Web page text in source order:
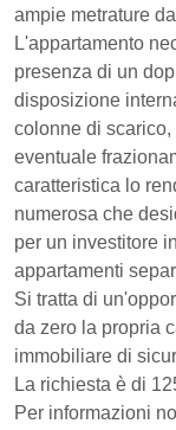
ampie metrature
​L'appartamento
presenza di un
disposizione
colonne di
eventuale
caratteristica lo
numerosa che
per un investitore
appartamenti
​Si tratta di
da zero la propria
immobiliare di
La richiesta è di
Per informazioni